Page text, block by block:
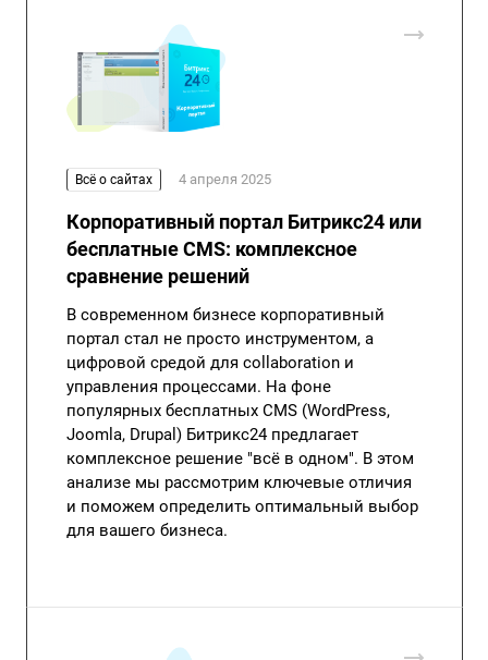
Всё о сайтах 4 апреля 2025
Корпоративный портал Битрикс24 или
бесплатные CMS: комплексное
сравнение решений
В современном бизнесе корпоративный
портал стал не просто инструментом, а
цифровой средой для collaboration и
управления процессами. На фоне
популярных бесплатных CMS (WordPress,
Joomla, Drupal) Битрикс24 предлагает
комплексное решение "всё в одном". В этом
анализе мы рассмотрим ключевые отличия
и поможем определить оптимальный выбор
для вашего бизнеса.